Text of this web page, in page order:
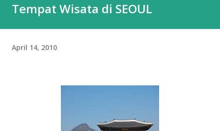
Tempat Wisata di SEOUL
April 14, 2010